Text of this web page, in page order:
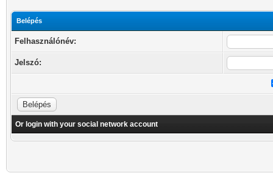
Belépés
Felhasználónév:
Jelszó:
Or login with your social network account